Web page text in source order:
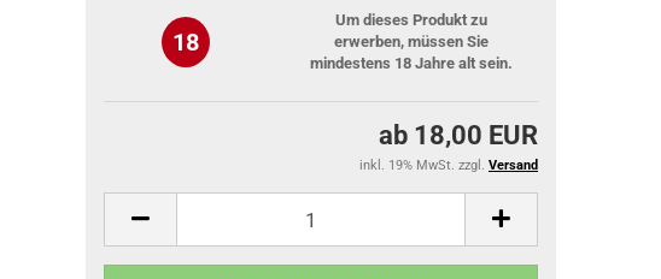
18
Um dieses Produkt zu
erwerben, müssen Sie
mindestens 18 Jahre alt sein.
ab 18,00 EUR
inkl. 19% MwSt. zzgl. Versand